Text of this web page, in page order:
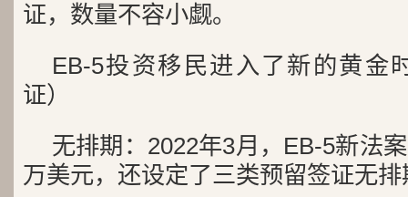
证，数量不容小觑。
EB-5投资移民进入了新的黄金
证）
无排期：2022年3月，EB-5新法
万美元，还设定了三类预留签证无排